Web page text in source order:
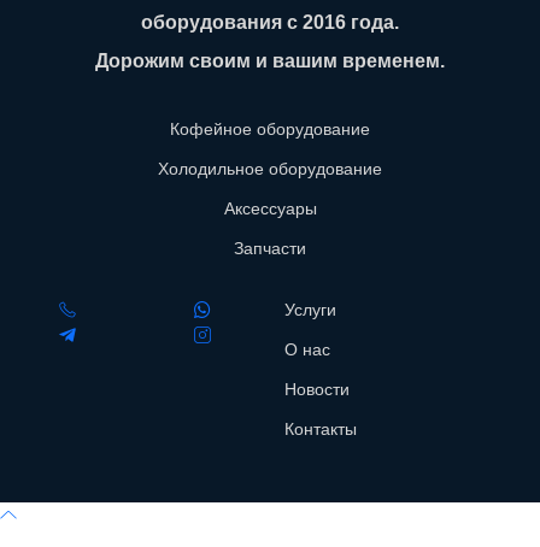
оборудования с 2016 года.
Дорожим своим и вашим временем.
Кофейное оборудование
Холодильное оборудование
Аксессуары
Запчасти
Услуги
О нас
Новости
Контакты